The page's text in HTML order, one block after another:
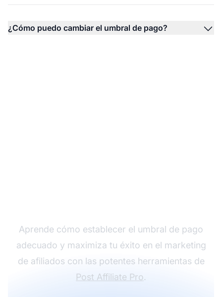
¿Cómo puedo cambiar el umbral de pago?
Aprende cómo establecer el umbral de pago
adecuado y maximiza tu éxito en el marketing
de afiliados con las potentes herramientas de
Post Affiliate Pro.